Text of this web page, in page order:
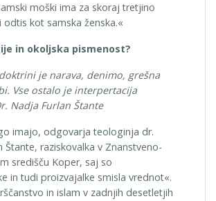
moški ima za skoraj tretjino
odtis kot samska ženska.«
in okoljska pismenost?
je narava, denimo, grešna
Vse ostalo je interpertacija
Nadja Furlan Štante
imajo, odgovarja teologinja dr.
Štante, raziskovalka v Znanstveno-
središču Koper, saj so
in tudi proizvajalke smisla vrednot«.
in islam v zadnjih desetletjih